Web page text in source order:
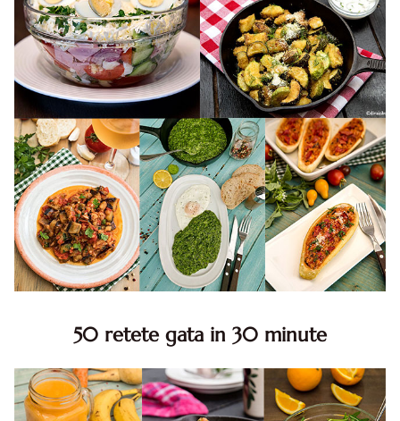
50 retete gata in 30 minute
minute. Retete rapide. Retete rapide de mancare. Idei
retete mancare rapid